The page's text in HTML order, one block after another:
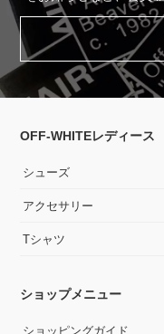
OFF-WHITEレディース
シューズ
アクセサリー
Tシャツ
ショップメニュー
ショッピングガイド